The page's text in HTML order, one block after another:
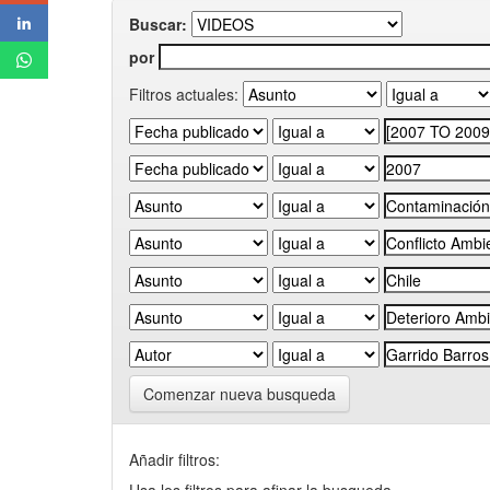
Buscar:
por
Filtros actuales:
Comenzar nueva busqueda
Añadir filtros: